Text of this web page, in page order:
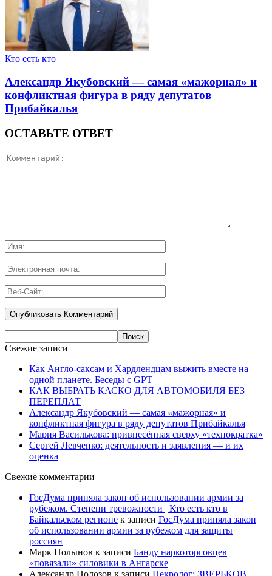
Кто есть кто
Александр Якубовский — самая «мажорная» и
конфликтная фигура в ряду депутатов
Прибайкалья
ОСТАВЬТЕ ОТВЕТ
Свежие записи
Как Англо-саксам и Хардлендцам выжить вместе на
одной планете. Беседы с GPT
КАК ВЫБРАТЬ КАСКО ДЛЯ АВТОМОБИЛЯ БЕЗ
ПЕРЕПЛАТ
Александр Якубовский — самая «мажорная» и
конфликтная фигура в ряду депутатов Прибайкалья
Мария Василькова: привнесённая сверху «технократка»
Сергей Левченко: деятельность и заявления — и их
оценка
Свежие комментарии
ГосДума приняла закон об использовании армии за
рубежом. Степени тревожности | Кто есть кто в
Байкальском регионе к записи ГосДума приняла закон
об использовании армии за рубежом для защиты
россиян
Марк Полынов к записи Банду наркоторговцев
«повязали» силовики в Ангарске
Александр Полозов к записи Некролог: ЗВЕРЬКОВ